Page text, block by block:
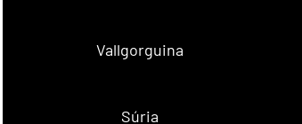
Vallgorguina
Súria